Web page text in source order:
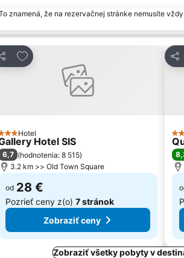
znamená, že na rezervačnej stránke nemusíte
Zdieľať
Pridať do obľúbených
Počet hviezdičiek
Hotel
Hotel SIS
6,7 (hodnotenia: 8 515)
3.2 km >> Old Town Square
od 28 €
Pozrieť ceny z(o) 7 stránok
Zobraziť ceny
4
Zobraziť všetky pobyty v